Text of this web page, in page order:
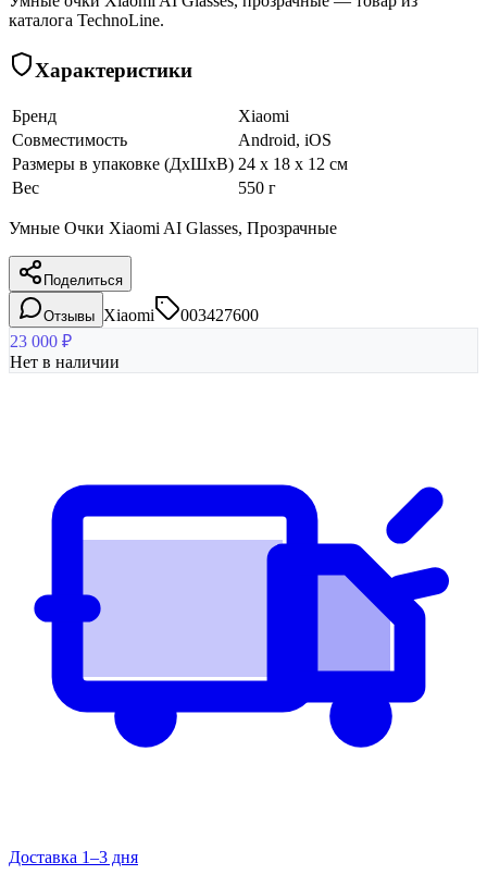
каталога TechnoLine.
Характеристики
Бренд
Xiaomi
Совместимость
Android, iOS
Размеры в упаковке (ДхШхВ) 24 x 18 x 12 см
Вес
550 г
Умные Очки Xiaomi AI Glasses, Прозрачные
Поделиться
Отзывы Xiaomi
003427600
23 000 ₽
Нет в наличии
Доставка 1–3 дня